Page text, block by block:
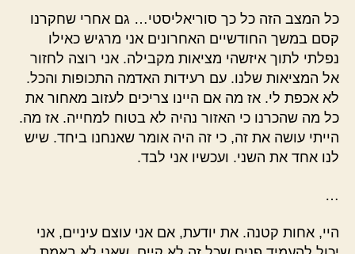
כל המצב הזה כל כך סוריאליסטי… גם אחרי שחקרנו
קסם במשך החודשיים האחרונים אני מרגיש כאילו
נפלתי לתוך איזשהי מציאות מקבילה. אני רוצה לחזור
אל המציאות שלנו. עם רעידות האדמה התכופות והכל.
לא אכפת לי. אז מה אם היינו צריכים לעזוב מאחור את
כל מה שהכרנו כי האזור נהיה לא בטוח למחייה. אז מה.
הייתי עושה את זה, כי זה היה אומר שאנחנו ביחד. שיש
לנו אחד את השני. ועכשיו אני לבד.
…
היי, אחות קטנה. את יודעת, אם אני עוצם עיניים, אני